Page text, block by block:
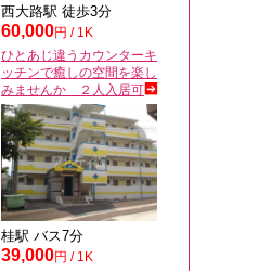
西大路駅 徒歩3分
60,000円 / 1K
ひとあじ違うカウンターキ
ッチンで癒しの空間を楽し
みませんか ２人入居可
桂駅 バス7分
39,000円 / 1K